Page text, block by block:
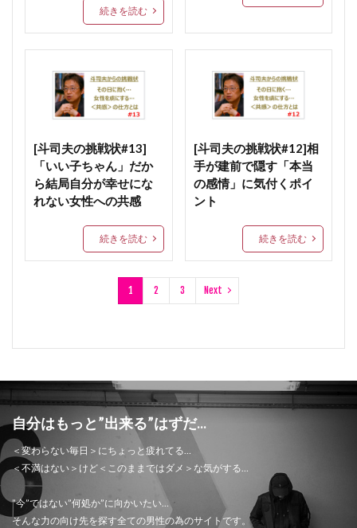
続きを読む
[斗司夫の挑戦状#13]
「いい子ちゃん」だか
ら結局自分が幸せにな
れない女性への共感
続きを読む
[斗司夫の挑戦状#12]相
手が建前で隠す「本当
の感情」に気付くポイ
ント
続きを読む
1 2 3 Next
自分はもっと”出来る”はずだ...
＜変わらない毎日＞にちょっと疲れてる…
＜不満はない＞けど＜このままではダメ＞な気がする…
”今”ではない”何処か”に向かいたい…
そんな力の向け先を探す全ての男性の為のサイトです。